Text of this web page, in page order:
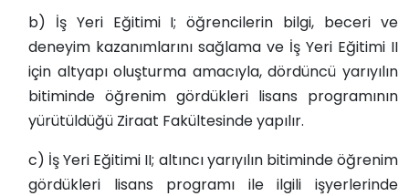
b) İş Yeri Eğitimi I; öğrencilerin bilgi, beceri ve
deneyim kazanımlarını sağlama ve İş Yeri Eğitimi II
için altyapı oluşturma amacıyla, dördüncü yarıyılın
bitiminde öğrenim gördükleri lisans programının
yürütüldüğü Ziraat Fakültesinde yapılır.
c) İş Yeri Eğitimi II; altıncı yarıyılın bitiminde öğrenim
gördükleri lisans programı ile ilgili işyerlerinde